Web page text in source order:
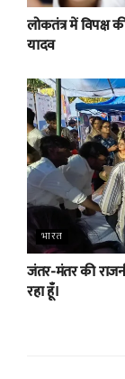
लोकतंत्र में
यादव
भारत
जंतर-मंतर की
रहा हूँ।